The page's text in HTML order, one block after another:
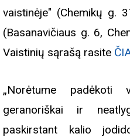
vaistinėje" (Chemikų g.
(Basanavičiaus g. 6,
Vaistinių sąrašą rasite
„Norėtume padėkoti
geranoriškai ir
paskirstant kalio